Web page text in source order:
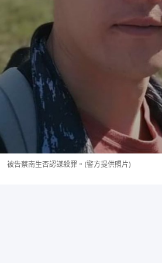
被告蔡南生否認謀殺罪。(警方提供照片)